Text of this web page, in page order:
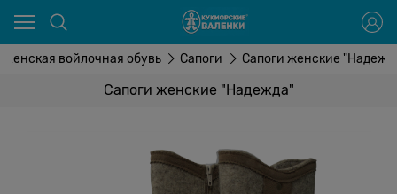
Женская войлочная обувь Сапоги Сапоги женские
Сапоги женские "Надежда"